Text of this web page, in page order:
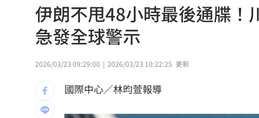
姜厚任71歲生日 女友曝神級朋友圈 11:29
慈濟被詐10億未提告！他質疑：財報怎麼編
慈濟被騙10億！綠要國民黨還陳時中公道
翻出蔣、柯「昔日發言」 她轟：出來道歉
伊朗不甩48小時最後通牒
急發全球警示
2026/03/23 09:29:00 2026/03/23 10:22:25 更新
國際中心／林昀萱報導